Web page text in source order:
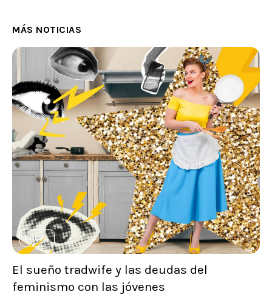
MÁS NOTICIAS
VOCES
El sueño tradwife y las deudas del
feminismo con las jóvenes